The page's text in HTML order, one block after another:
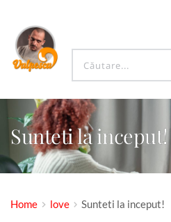
Sunteti la inceput!
Home love Sunteti la inceput!